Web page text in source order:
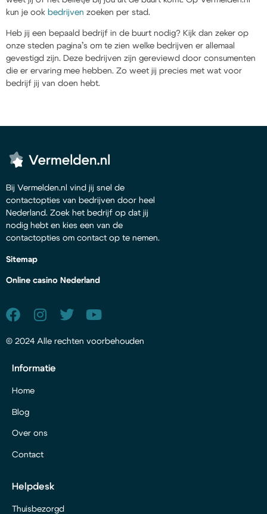
kun je ook bedrijven zoeken per stad.
Heb jij een bepaald bedrijf in de buurt nodig? Kijk dan zeker op
onze steden pagina’s om te zien welke bedrijven er allemaal
gevestigd zijn. Deze bedrijven zijn gereviewd door consumenten
die er ervaring mee hebben. Zo weet jij precies met wat voor
bedrijf jij van doen hebt.
Bij Vermelden.nl vind jij snel de
contactopties van bedrijven door heel
Nederland. Zoek het bedrijf op dat jij
nodig hebt en kies een van de
contactopties om contact op te nemen.
Sitemap
Online casino Nederland
© 2024 Alle rechten voorbehouden
Informatie
Home
Blog
Over ons
Contact
Helpdesk
Thuisbezorgd